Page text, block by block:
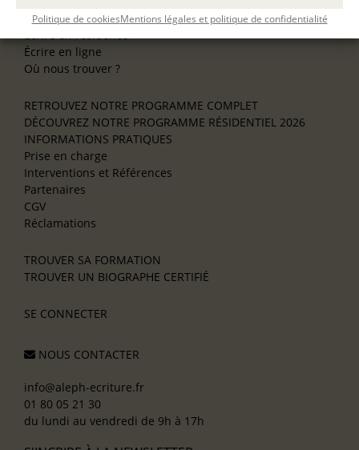
Politique de cookiesMentions légales et politique de confidentialité
Nos ateliers à Bordeaux
Écrire en résidence
Écrire en ligne
Où nous trouver ?
RETROUVEZ NOTRE PROGRAMME COMPLET
DÉCOUVREZ NOTRE PROGRAMME RÉSIDENTIEL 2026
INFORMATIONS PRATIQUES
Prise en charge
Interventions et Références
Partenaires
CGV
Réclamations
TROUVER SA FORMATION
TROUVER UN BIOGRAPHE CERTIFIÉ
SE CONNECTER
NOUS CONTACTER
info@aleph-ecriture.fr
01 80 05 21 30
du lundi au vendredi de 9h à 17h